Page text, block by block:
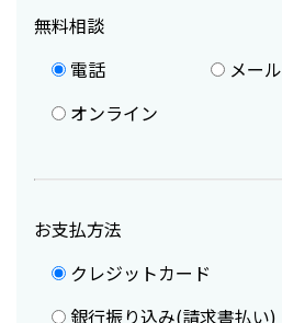
無料相談
電話
メール
オンライン
お支払方法
クレジットカード
銀行振り込み(請求書払い)